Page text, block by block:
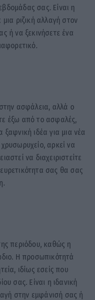
σας. Είναι η
ριζική αλλαγή στον
ή να ξεκινήσετε ένα
ασφάλεια, αλλά ο
έξω από το ασφαλές,
ιδέα για μια νέα
αρκεί να
να διαχειριστείτε
σας θα σας
περιόδου, καθώς η
Η προσωπικότητά
ιδίως εσείς που
σας. Είναι η ιδανική
στην εμφάνισή σας ή